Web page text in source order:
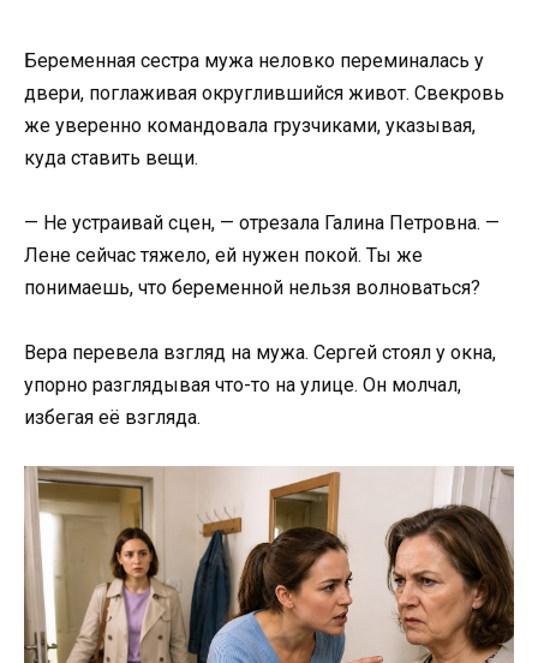
Беременная сестра мужа неловко переминалась у
двери, поглаживая округлившийся живот. Свекровь
же уверенно командовала грузчиками, указывая,
куда ставить вещи.
— Не устраивай сцен, — отрезала Галина Петровна. —
Лене сейчас тяжело, ей нужен покой. Ты же
понимаешь, что беременной нельзя волноваться?
Вера перевела взгляд на мужа. Сергей стоял у окна,
упорно разглядывая что-то на улице. Он молчал,
избегая её взгляда.